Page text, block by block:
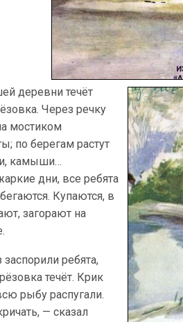
деревни течёт
Через речку
мостиком
по берегам растут
камыши…
дни, все ребята
Купаются, в
загорают на
заспорили ребята,
течёт. Крик
рыбу распугали.
— сказал